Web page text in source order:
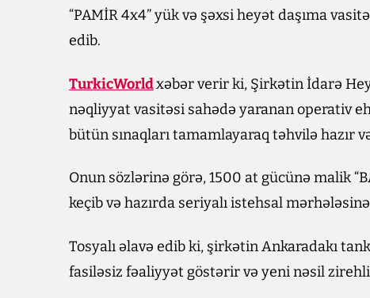
“PAMİR 4x4” yük və şəxsi heyət daşıma
edib.
TurkicWorldxəbər verir ki, Şirkətin İdarə
nəqliyyat vasitəsi sahədə yaranan operativ
bütün sınaqları tamamlayaraq təhvilə hazır
Onun sözlərinə görə, 1500 at gücünə malik
keçib və hazırda seriyalı istehsal mərhələsinə
Tosyalı əlavə edib ki, şirkətin Ankaradakı
fasiləsiz fəaliyyət göstərir və yeni nəsil